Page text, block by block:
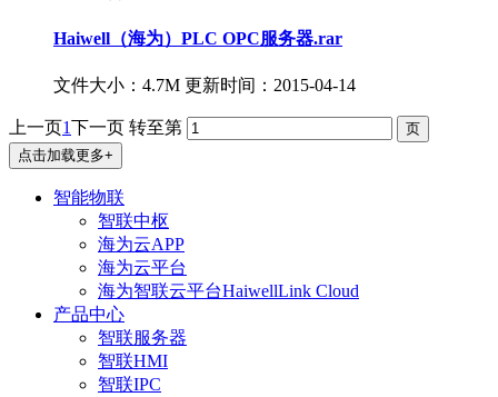
Haiwell（海为）PLC OPC服务器.rar
文件大小：4.7M 更新时间：2015-04-14
上一页1下一页 转至第
点击加载更多+
智能物联
智联中枢
海为云APP
海为云平台
海为智联云平台HaiwellLink Cloud
产品中心
智联服务器
智联HMI
智联IPC